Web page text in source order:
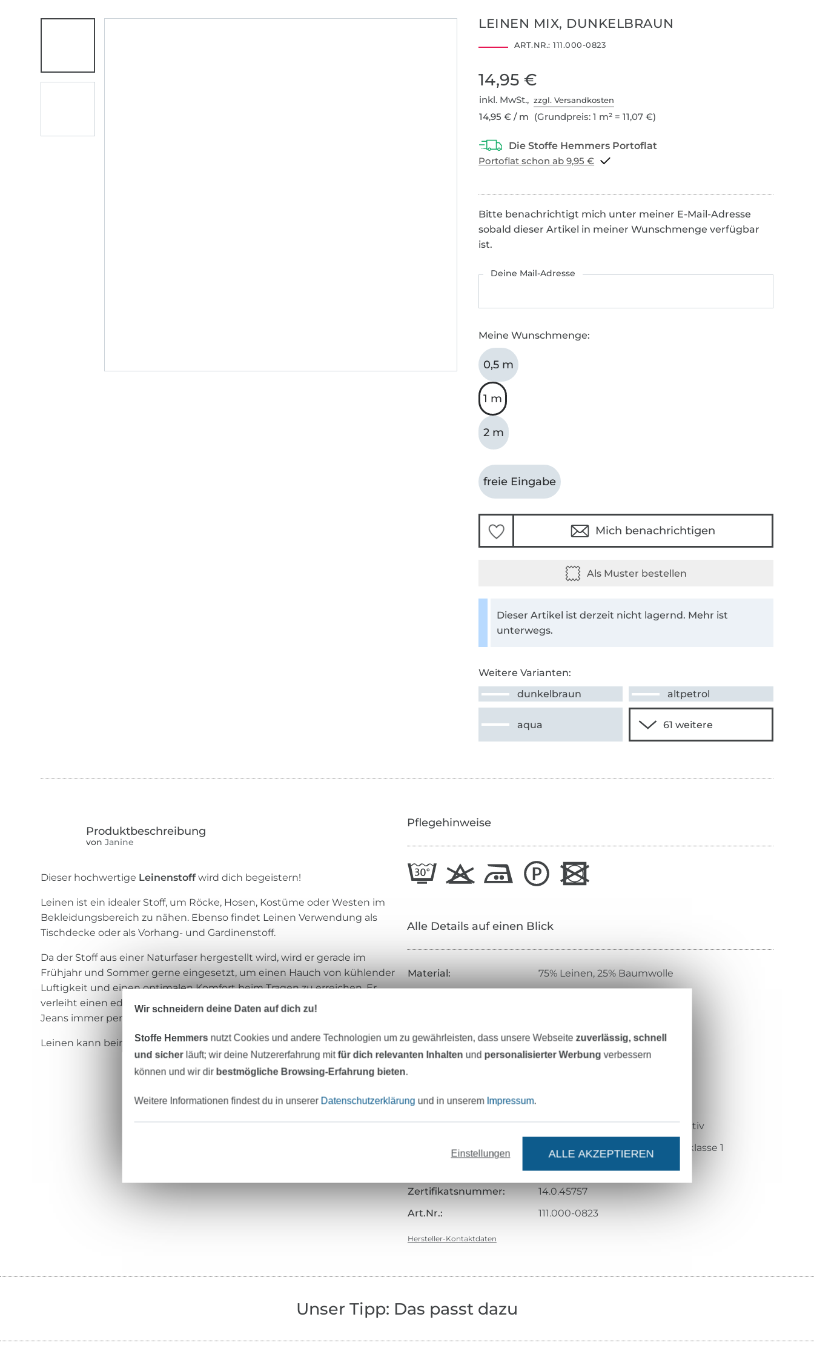
LEINEN MIX, DUNKELBRAUN
ART.NR.: 111.000-0823
14,95 €
inkl. MwSt.,zzgl. Versandkosten
14,95 € / m (Grundpreis: 1 m² = 11,07 €)
Portoflat schon ab 9,95 €
Bitte benachrichtigt mich unter meiner E-Mail-Adresse
sobald dieser Artikel in meiner Wunschmenge verfügbar
ist.
Deine Mail-Adresse
Meine Wunschmenge:
0,5 m
1 m
2 m
freie Eingabe
Mich benachrichtigen
Dieser Artikel ist derzeit nicht lagernd. Mehr ist
unterwegs.
Weitere Varianten:
dunkelbraun
altpetrol
aqua
von Janine
Dieser hochwertige Leinenstoffwird dich begeistern!
Leinen ist ein idealer Stoff, um Röcke, Hosen, Kostüme oder Westen im
Bekleidungsbereich zu nähen. Ebenso findet Leinen Verwendung als
Tischdecke oder als Vorhang- und Gardinenstoff.
Da der Stoff aus einer Naturfaser hergestellt wird, wird er gerade im
Frühjahr und Sommer gerne eingesetzt, um einen Hauch von kühlender
Luftigkeit und einen optimalen Komfort beim Tragen zu erreichen. Er
verleiht einen edlen Esprit, passt aber auch als Blazer vernäht zur lässigen
Jeans immer perfekt.
Leinen kann beim Waschen bis zu 2% einlaufen.
Pflegehinweise
Alle Details auf einen Blick
Material:
75% Leinen, 25% Baumwolle
Farbe:
dunkelbraun
Oberfläche:
matt
Herstellungsart:
Merkmale:
fest, strapazierfähig, atmungsaktiv
Zertifizierung:
Öko-Tex-Standard 100 Produktklasse 1
Hohenstein HTTI
Zertifikatsnummer:
14.0.45757
Art.Nr.:
111.000-0823
Hersteller-Kontaktdaten
Unser Tipp: Das passt dazu
Wir schneidern deine Daten auf dich zu!
Stoffe Hemmers nutzt Cookies und andere Technologien um zu gewährleisten, dass unsere Webseitezuverlässig, schnell
und sicherläuft; wir deine Nutzererfahrung mitfür dich relevanten Inhalten und personalisierter Werbung verbessern
können und wir dir bestmögliche Browsing-Erfahrung bieten.
Weitere Informationen findest du in unserer Datenschutzerklärung und in unserem Impressum.
Einstellungen ALLE AKZEPTIEREN